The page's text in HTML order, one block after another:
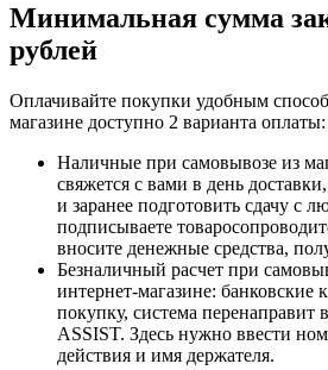
Минимальная сумма
рублей
Оплачивайте покупки удобным
магазине доступно 2 варианта оплаты:
Наличные при самовывозе из
свяжется с вами в день
и заранее подготовить сдачу с
подписываете
вносите денежные средства,
Безналичный расчет при
интернет-магазине: банковские
покупку, система перенаправит
ASSIST. Здесь нужно ввести
действия и имя держателя.